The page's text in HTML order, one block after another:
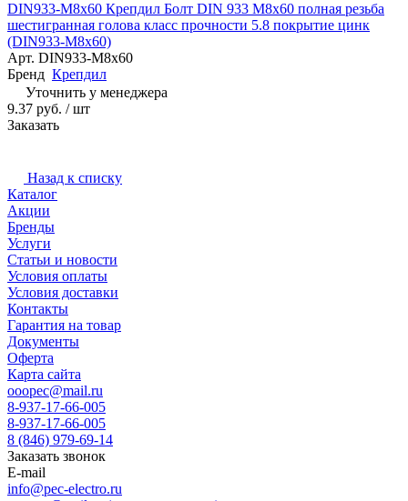
DIN933-М8х60 Крепдил Болт DIN 933 М8х60 полная резьба
шестигранная голова класс прочности 5.8 покрытие цинк
(DIN933-М8х60)
Арт. DIN933-М8х60
Бренд Крепдил
Уточнить у менеджера
9.37 руб. / шт
Заказать
Назад к списку
Каталог
Акции
Бренды
Услуги
Статьи и новости
Условия оплаты
Условия доставки
Контакты
Гарантия на товар
Документы
Оферта
Карта сайта
ooopec@mail.ru
8-937-17-66-005
8-937-17-66-005
8 (846) 979-69-14
Заказать звонок
E-mail
info@pec-electro.ru